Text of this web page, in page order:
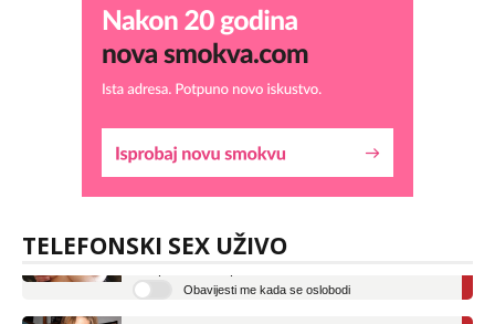
TELEFONSKI SEX UŽIVO
Tel:064/677-677 - Kod: #69
tel:0,93€ - mob:1,12€ min
Obavijesti me kada se oslobodi